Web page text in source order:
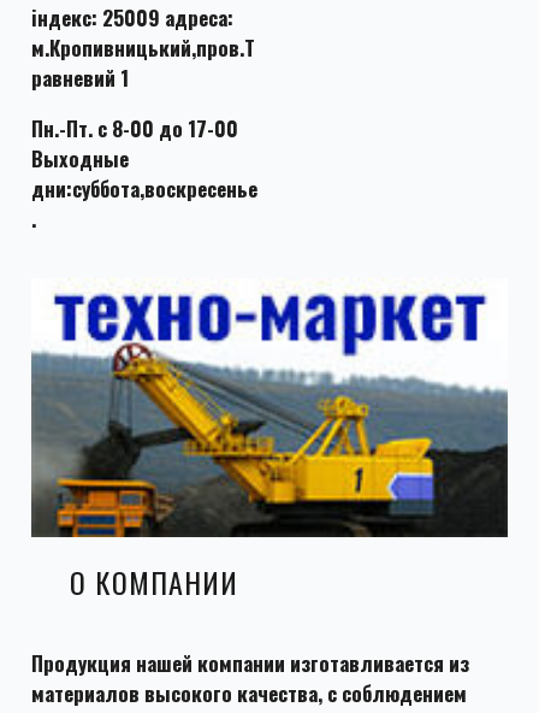
індекс: 25009 адреса:
м.Кропивницький,пров.Т
равневий 1
Пн.-Пт. с 8-00 до 17-00
Выходные
дни:суббота,воскресенье
.
О КОМПАНИИ
Продукция нашей компании изготавливается из
материалов высокого качества, с соблюдением